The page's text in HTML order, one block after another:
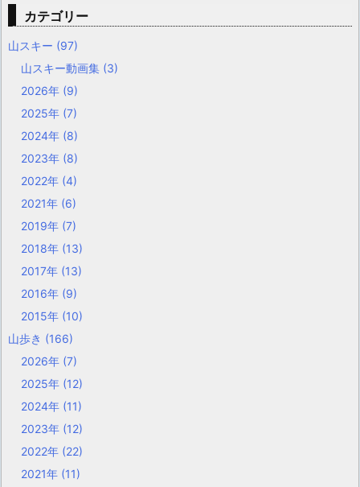
カテゴリー
山スキー (97)
山スキー動画集 (3)
2026年 (9)
2025年 (7)
2024年 (8)
2023年 (8)
2022年 (4)
2021年 (6)
2019年 (7)
2018年 (13)
2017年 (13)
2016年 (9)
2015年 (10)
山歩き (166)
2026年 (7)
2025年 (12)
2024年 (11)
2023年 (12)
2022年 (22)
2021年 (11)